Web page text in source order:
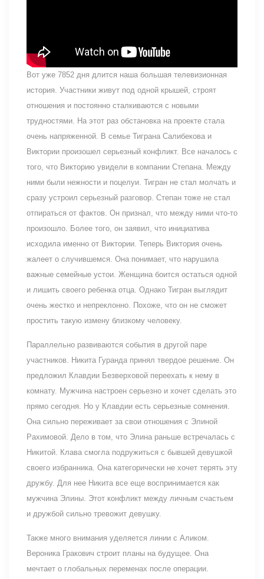
Вот уже 7852 дня длится наша большая телевизионная
история. Участники живут под одной крышей, строят
отношения и постоянно сталкиваются с новыми
трудностями. На этот раз обстановка на проекте стала
очень напряженной. В семье Тиграна Салибекова и
Виктории произошел серьезный конфликт. Все началось с
того, что Викторию увидели в компании Степана. Между
ними были нежности и поцелуи. Тигран не стал молчать и
сразу устроил серьезный разговор. Степан тоже не стал
отпираться от фактов. Он признал, что между ними что-то
произошло. Более того, он заявил, что инициатива
исходила именно от Виктории. Теперь Виктория очень
жалеет о случившемся. Она понимает, что нарушила
важные семейные устои. Женщина боится остаться одной
и лишить своего ребенка отца. Однако Тигран выглядит
очень жестко и непреклонно. Похоже, что он не сможет
простить такую измену близкому человеку.
Параллельно развиваются события в другой паре
участников. Никита Гуранда принял твердое решение. Он
предложил Клавдии Безверховой переехать к нему в
комнату. Мужчина настроен серьезно и хочет сделать это
прямо сегодня. Но у Клавдии есть серьезные сомнения.
Она сильно переживает за свои отношения с Элиной
Рахимовой. Дело в том, что Элина раньше встречалась с
Никитой. Клава смогла подружиться с бывшей девушкой
своего избранника. Она категорически не хочет терять эту
дружбу. Для нее Никита все еще воспринимается как
мужчина Элины. Этот конфликт между личным счастьем
и дружбой сильно тревожит девушку.
Также много внимания уделяется линии с Аликом.
Вероника Гракович строит планы на будущее. Она
мечтает о глобальных переменах после операции.